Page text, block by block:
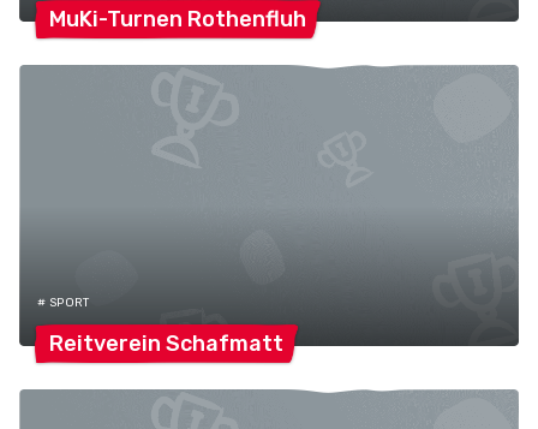
MuKi-Turnen Rothenfluh
# SPORT
Reitverein Schafmatt